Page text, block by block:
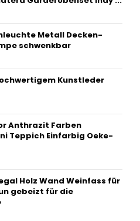
Metall Decken-
schwenkbar
Kunstleder
Anthrazit Farben
Teppich Einfarbig Oeke-
Holz Wand Weinfass für
gebeizt für die